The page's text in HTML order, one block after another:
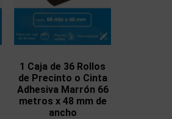
1 Caja de 36 Rollos
de Precinto o Cinta
Adhesiva Marrón 66
metros x 48 mm de
ancho